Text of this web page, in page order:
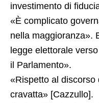
investimento di
«È complicato
nella maggioranza».
legge elettorale
il Parlamento».
«Rispetto al
cravatta» [Cazzullo].